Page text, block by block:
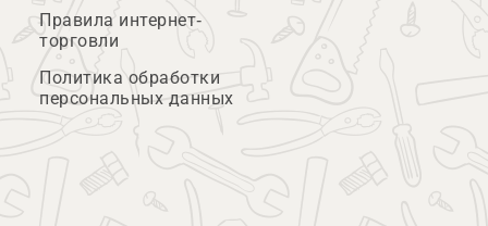
Правила интернет-
торговли
Политика обработки
персональных данных